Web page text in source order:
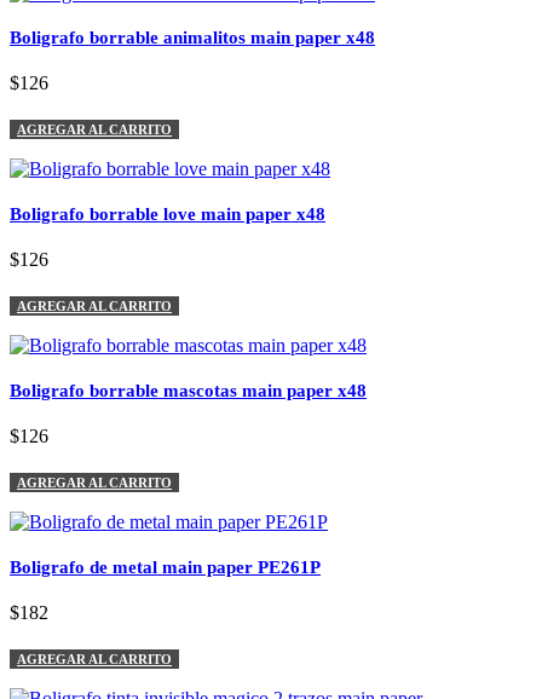
Boligrafo borrable animalitos main paper x48
$126
AGREGAR AL CARRITO
Boligrafo borrable love main paper x48
$126
AGREGAR AL CARRITO
Boligrafo borrable mascotas main paper x48
$126
AGREGAR AL CARRITO
Boligrafo de metal main paper PE261P
$182
AGREGAR AL CARRITO